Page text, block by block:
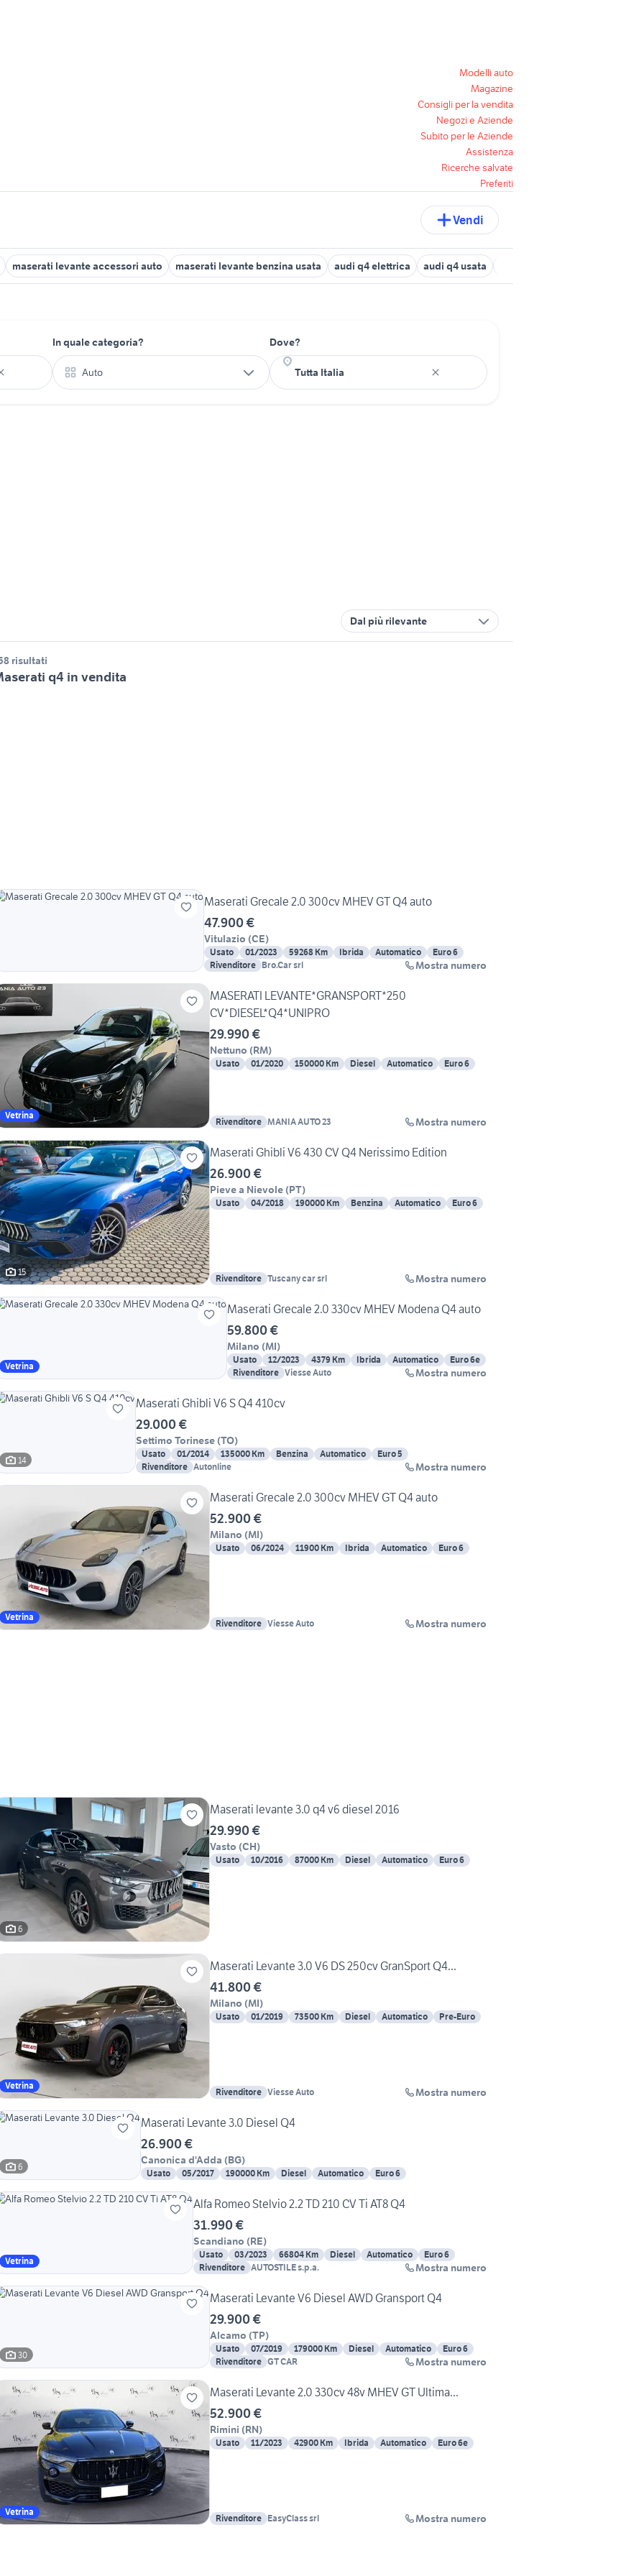
Modelli auto
Magazine
Consigli per la vendita
Negozi e Aziende
Subito per le Aziende
Assistenza
Ricerche salvate
Preferiti
Vendi
maserati levante accessori auto maserati levante benzina usata audi q4 elettrica audi q4 usata
In quale categoria?
Auto
Dove?
Dal più rilevante
risultati
q4 in vendita
Maserati Grecale 2.0 300cv MHEV GT Q4 auto
47.900 €
Vitulazio (CE)
Usato 01/2023 59268 Km Ibrida Automatico
Euro 6
Rivenditore Bro.Car srl Mostra numero
Vetrina
MASERATI LEVANTE*GRANSPORT*250
CV*DIESEL*Q4*UNIPRO
29.990 €
Nettuno (RM)
Usato 01/2020 150000 Km Diesel Automatico Euro 6
Rivenditore MANIA AUTO 23 Mostra numero
15
Maserati Ghibli V6 430 CV Q4 Nerissimo Edition
26.900 €
Pieve a Nievole (PT)
Usato 04/2018 190000 Km Benzina Automatico Euro 6
Rivenditore Tuscany car srl Mostra numero
Vetrina
Maserati Grecale 2.0 330cv MHEV Modena Q4 auto
59.800 €
Milano (MI)
Usato 12/2023 4379 Km Ibrida Automatico
Euro 6e
Rivenditore Viesse Auto Mostra numero
14
Maserati Ghibli V6 S Q4 410cv
29.000 €
Settimo Torinese (TO)
Usato 01/2014 135000 Km Benzina Automatico
Euro 5
Rivenditore Autonline Mostra numero
Vetrina
Maserati Grecale 2.0 300cv MHEV GT Q4 auto
52.900 €
Milano (MI)
Usato 06/2024 11900 Km Ibrida Automatico Euro 6
Rivenditore Viesse Auto Mostra numero
6
Maserati levante 3.0 q4 v6 diesel 2016
29.990 €
Vasto (CH)
Usato 10/2016 87000 Km Diesel Automatico Euro 6
Vetrina
Maserati Levante 3.0 V6 DS 250cv GranSport Q4...
41.800 €
Milano (MI)
Usato 01/2019 73500 Km Diesel Automatico Pre-Euro
Rivenditore Viesse Auto Mostra numero
6
Maserati Levante 3.0 Diesel Q4
26.900 €
Canonica d'Adda (BG)
Usato 05/2017 190000 Km Diesel Automatico Euro 6
Vetrina
Alfa Romeo Stelvio 2.2 TD 210 CV Ti AT8 Q4
31.990 €
Scandiano (RE)
Usato 03/2023 66804 Km Diesel Automatico
Euro 6
Rivenditore AUTOSTILE s.p.a. Mostra numero
30
Maserati Levante V6 Diesel AWD Gransport Q4
29.900 €
Alcamo (TP)
Usato 07/2019 179000 Km Diesel Automatico
Euro 6
Rivenditore GT CAR Mostra numero
Vetrina
Maserati Levante 2.0 330cv 48v MHEV GT Ultima...
52.900 €
Rimini (RN)
Usato 11/2023 42900 Km Ibrida Automatico Euro 6e
Rivenditore EasyClass srl Mostra numero